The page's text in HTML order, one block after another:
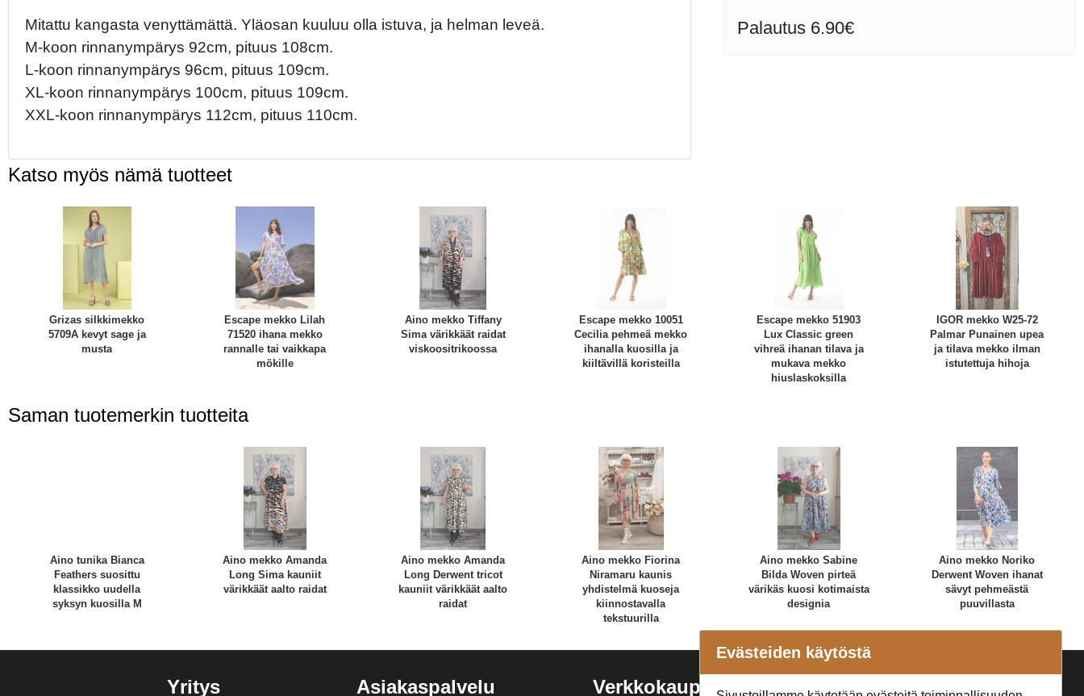
Mitattu kangasta venyttämättä. Yläosan kuuluu olla istuva, ja helman leveä.
M-koon rinnanympärys 92cm, pituus 108cm.
L-koon rinnanympärys 96cm, pituus 109cm.
XL-koon rinnanympärys 100cm, pituus 109cm.
XXL-koon rinnanympärys 112cm, pituus 110cm.
Palautus 6.90€
Katso myös nämä tuotteet
Grizas silkkimekko
5709A kevyt sage ja
musta
Escape mekko Lilah
71520 ihana mekko
rannalle tai vaikkapa
mökille
Aino mekko Tiffany
Sima värikkäät raidat
viskoositrikoossa
Escape mekko 10051
Cecilia pehmeä mekko
ihanalla kuosilla ja
kiiltävillä koristeilla
Escape mekko 51903
Lux Classic green
vihreä ihanan tilava ja
mukava mekko
hiuslaskoksilla
IGOR mekko W25-72
Palmar Punainen upea
ja tilava mekko ilman
istutettuja hihoja
Saman tuotemerkin tuotteita
Aino tunika Bianca
Feathers suosittu
klassikko uudella
syksyn kuosilla M
Aino mekko Amanda
Long Sima kauniit
värikkäät aalto raidat
Aino mekko Amanda
Long Derwent tricot
kauniit värikkäät aalto
raidat
Aino mekko Fiorina
Niramaru kaunis
yhdistelmä kuoseja
kiinnostavalla
tekstuurilla
Aino mekko Sabine
Bilda Woven pirteä
värikäs kuosi kotimaista
designia
Aino mekko Noriko
Derwent Woven ihanat
sävyt pehmeästä
puuvillasta
Yritys Asiakaspalvelu Verkkokauppa Seuraa Meitä
Evästeiden käytöstä